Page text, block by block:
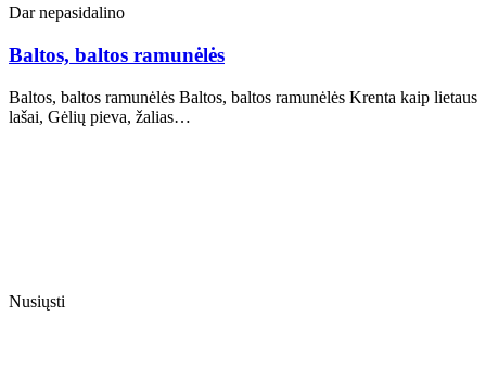
Dar nepasidalino
Baltos, baltos ramunėlės
Baltos, baltos ramunėlės Baltos, baltos ramunėlės Krenta kaip lietaus
lašai, Gėlių pieva, žalias…
Nusiųsti